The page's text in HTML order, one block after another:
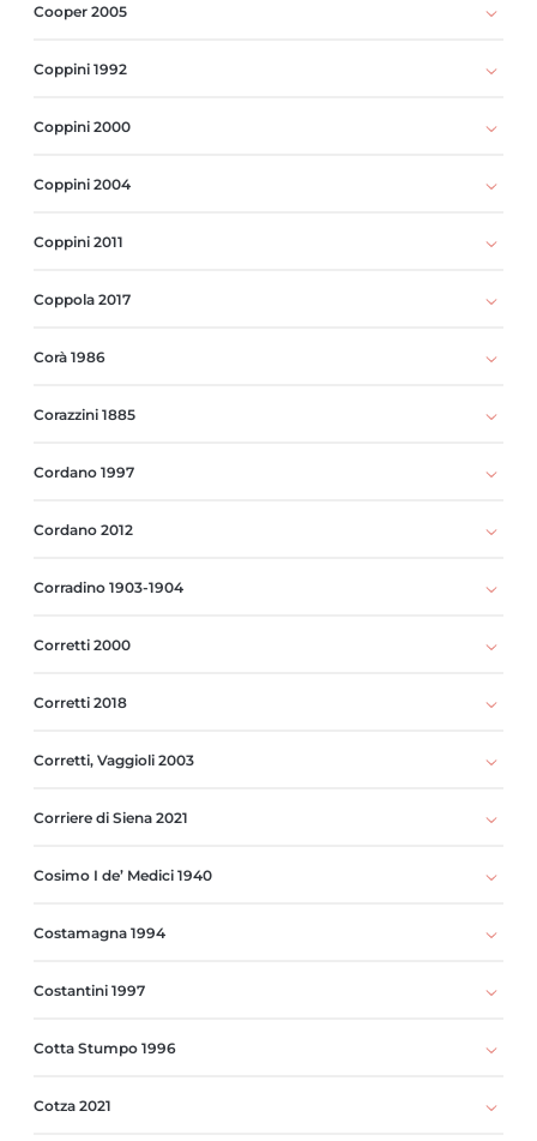
Cooper 2005
Coppini 1992
Coppini 2000
Coppini 2004
Coppini 2011
Coppola 2017
Corà 1986
Corazzini 1885
Cordano 1997
Cordano 2012
Corradino 1903-1904
Corretti 2000
Corretti 2018
Corretti, Vaggioli 2003
Corriere di Siena 2021
Cosimo I de’ Medici 1940
Costamagna 1994
Costantini 1997
Cotta Stumpo 1996
Cotza 2021